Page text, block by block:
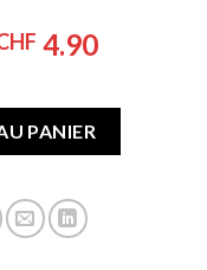
:
9.90.
4.90Le
actuel
CHF 4.90.
PANIER